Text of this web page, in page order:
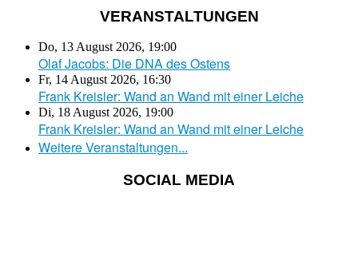
VERANSTALTUNGEN
Do, 13 August 2026, 19:00
Olaf Jacobs: Die DNA des Ostens
Fr, 14 August 2026, 16:30
Frank Kreisler: Wand an Wand mit einer Leiche
Di, 18 August 2026, 19:00
Frank Kreisler: Wand an Wand mit einer Leiche
Weitere Veranstaltungen...
SOCIAL MEDIA